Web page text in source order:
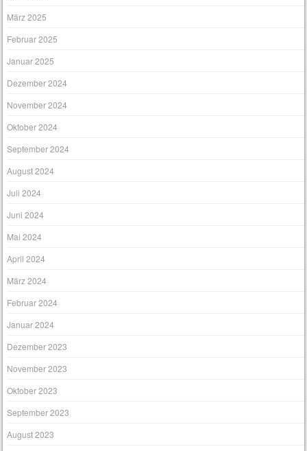
März 2025
Februar 2025
Januar 2025
Dezember 2024
November 2024
Oktober 2024
September 2024
August 2024
Juli 2024
Juni 2024
Mai 2024
April 2024
März 2024
Februar 2024
Januar 2024
Dezember 2023
November 2023
Oktober 2023
September 2023
August 2023